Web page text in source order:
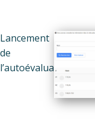
Lancement
de
l’autoévaluation.